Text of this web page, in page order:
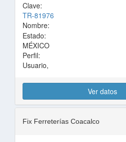
Clave:
TR-81976
Nombre:
Estado:
MÉXICO
Perfil:
Usuario,
Ver datos
Fix Ferreterías Coacalco